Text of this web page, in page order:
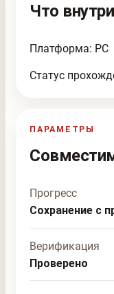
Что
Платформа: PC
Статус
ПАРАМЕТРЫ
Прогресс
Сохранение с
Верификация
Проверено